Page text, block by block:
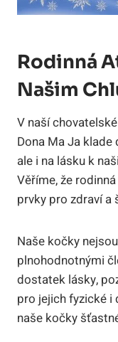
Rodinná
Našim
V naší
Dona Ma Ja klade
ale ‌i na lásku k
Věříme, že
prvky pro zdraví
Naše kočky
plnohodnotnými
dostatek‌ lásky,
pro jejich fyzické i
naše kočky